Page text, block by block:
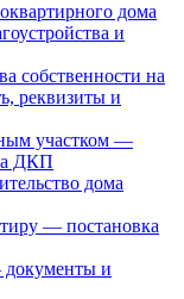
дома
и
собственности на
реквизиты и
участком —
ДКП
дома
— постановка
и